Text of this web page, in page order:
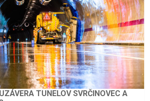
TUNELOV SVRČINOVEC A